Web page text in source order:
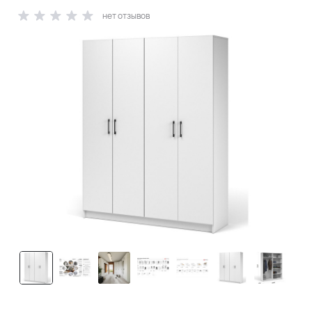
нет отзывов